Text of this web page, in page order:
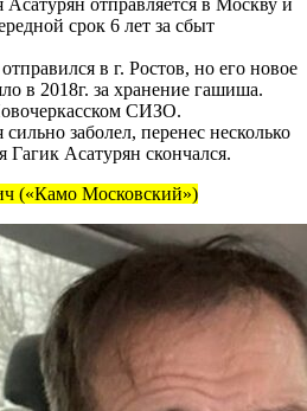
срок 6 лет за сбыт
в г. Ростов, но его новое
в 2018г. за хранение гашиша.
СИЗО.
заболел, перенес несколько
Гагик Асатурян скончался.
(«Камо Московский»)